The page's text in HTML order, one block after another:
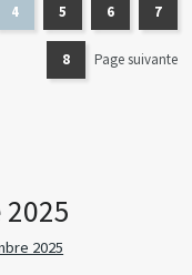
4 5 6 7
8 Page suivante
2025